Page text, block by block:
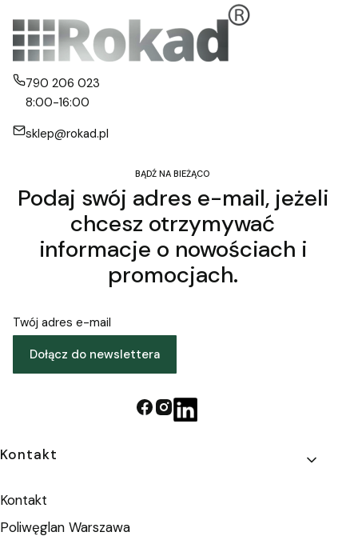
790 206 023
8:00-16:00
sklep@rokad.pl
BĄDŹ NA BIEŻĄCO
Podaj swój adres e-mail, jeżeli
chcesz otrzymywać
informacje o nowościach i
promocjach.
Twój adres e-mail
Dołącz do newslettera
Linki w stopce
Kontakt
Kontakt
Poliwęglan Warszawa